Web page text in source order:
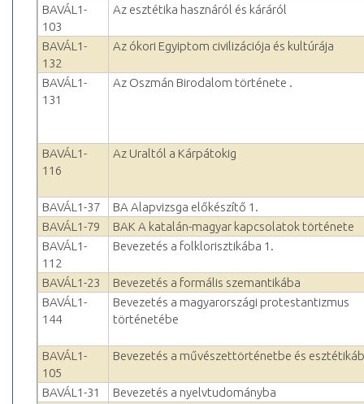
BAVÁL1-
103
Az esztétika hasznáról és káráról
BAVÁL1-
132
Az ókori Egyiptom civilizációja és kultúrája
BAVÁL1-
131
Az Oszmán Birodalom története .
BAVÁL1-
116
Az Uraltól a Kárpátokig
BAVÁL1-37
BA Alapvizsga előkészítő 1.
BAVÁL1-79
BAK A katalán-magyar kapcsolatok története
BAVÁL1-
112
Bevezetés a folklorisztikába 1.
BAVÁL1-23
Bevezetés a formális szemantikába
BAVÁL1-
144
Bevezetés a magyarországi protestantizmus
történetébe
BAVÁL1-
105
Bevezetés a művészettörténetbe és
BAVÁL1-31
Bevezetés a nyelvtudományba